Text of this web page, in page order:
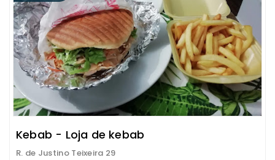
Kebab - Loja de kebab
R. de Justino Teixeira 29